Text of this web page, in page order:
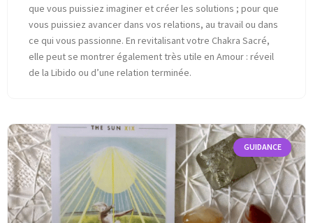
que vous puissiez imaginer et créer les solutions ; pour que
vous puissiez avancer dans vos relations, au travail ou dans
ce qui vous passionne. En revitalisant votre Chakra Sacré,
elle peut se montrer également très utile en Amour : réveil
de la Libido ou d’une relation terminée.
GUIDANCE